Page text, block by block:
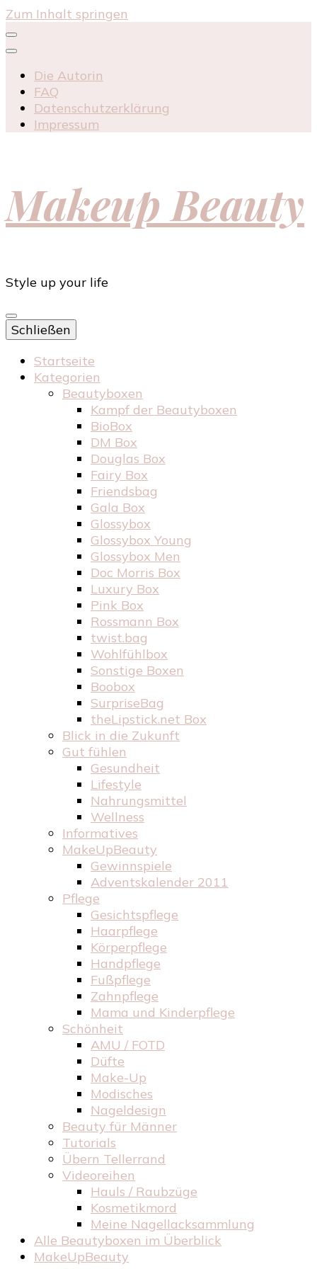
Zum Inhalt springen
Die Autorin
FAQ
Datenschutzerklärung
Impressum
Makeup Beauty
Style up your life
Schließen
Startseite
Kategorien
Beautyboxen
Kampf der Beautyboxen
BioBox
DM Box
Douglas Box
Fairy Box
Friendsbag
Gala Box
Glossybox
Glossybox Young
Glossybox Men
Doc Morris Box
Luxury Box
Pink Box
Rossmann Box
twist.bag
Wohlfühlbox
Sonstige Boxen
Boobox
SurpriseBag
theLipstick.net Box
Blick in die Zukunft
Gut fühlen
Gesundheit
Lifestyle
Nahrungsmittel
Wellness
Informatives
MakeUpBeauty
Gewinnspiele
Adventskalender 2011
Pflege
Gesichtspflege
Haarpflege
Körperpflege
Handpflege
Fußpflege
Zahnpflege
Mama und Kinderpflege
Schönheit
AMU / FOTD
Düfte
Make-Up
Modisches
Nageldesign
Beauty für Männer
Tutorials
Übern Tellerrand
Videoreihen
Hauls / Raubzüge
Kosmetikmord
Meine Nagellacksammlung
Alle Beautyboxen im Überblick
MakeUpBeauty